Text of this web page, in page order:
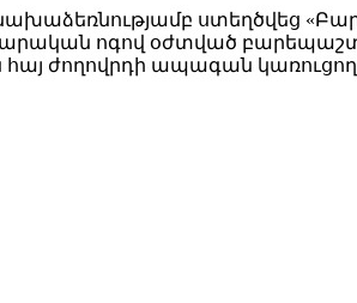
ստեղծվեց
ոգով օժտված
ժողովրդի ապագան